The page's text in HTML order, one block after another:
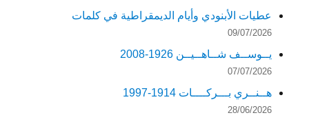
عطيات الأبنودي وأيام الديمقراطية في كلمات
09/07/2026
يــوســف شــاهــيــن 1926-2008
07/07/2026
هــنــري بـــركــــات 1914-1997
28/06/2026